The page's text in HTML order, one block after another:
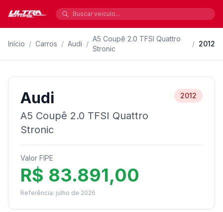
Início / Carros / Audi /
A5 Coupê 2.0 TFSI Quattro
Stronic
/ 2012
Audi
A5 Coupê 2.0 TFSI Quattro
Stronic
2012
Valor FIPE
R$ 83.891,00
Referência: julho de 2026